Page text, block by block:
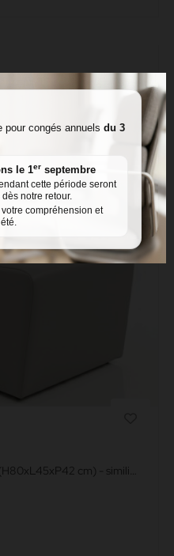
cm) - simili
pour congés annuels du 3
le 1erseptembre
cette période seront
notre retour.
compréhension et